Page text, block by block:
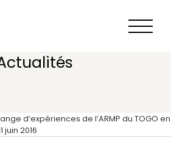
d’expériences de l’ARMP du TOGO en
juin 2016